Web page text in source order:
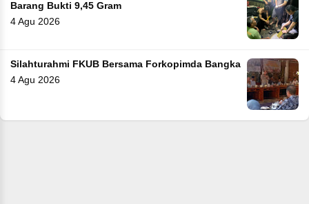
Barang Bukti 9,45 Gram
4 Agu 2026
Silahturahmi FKUB Bersama Forkopimda Bangka
4 Agu 2026